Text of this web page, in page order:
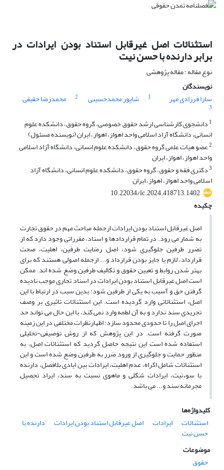
استثنائات اصل غیرقابل استناد بودن ایرادات در
برابر دارنده با حسن نیت
نوع مقاله : مقاله پژوهشی
نویسندگان
سارا فرزادی مهر
1 شاپور محمدحسینی 2 محمدرضا حقیقی
3
1 دانشجوی کارشناسی ارشد حقوق خصوصی، گروه حقوق، دانشکده علوم
انسانی، دانشگاه آزاد اسلامی واحد اهواز، اهواز، ایران (نویسنده مسئول)
2عضو هیات علمی گروه حقوق، دانشکده علوم انسانی، دانشگاه آزاد اسلامی
واحد اهواز، اهواز، ایران
3دکتری فقه و حقوق، گروه حقوق، دانشکده علوم انسانی، دانشگاه آزاد
اسلامی واحد اهواز، اهواز، ایران
10.22034/lc.2024.418713.1402
چکیده
اصل غیرقابل استناد بودن ایرادات ازجمله مباحث مهم در حقوق تجارت
به شمار می رود. در تمام قراردادها و اسناد، مقرراتی وجود دارد که از
تضرر طرفین جلوگیری شود، اصل رضایت طرفین، اهلیت، صحت
قرارداد، لازم یا جایز بودن قرارداد و... ازجمله اصولی هستند که برای
بهتر شدن روابط و تعیین حقوق و تکالیف طرفین وضع شده‌ اند. ممکن
است اصل غیرقابل استناد بودن ایرادات در اسناد تجاری موجب نادیده
گرفتن حق و آسیب به یکی از طرفین شود؛ بدین سبب در ارتباط با این
اصل، استثنائاتی وارد گردیده است. این استثنائات تاثیری بر وصف
تجریدی سند ندارد و به آن لطمه وارد نمی کند، با این حال می تواند حد
اجرای اصل را تا حدودی محدود سازد؛ اظهارنظرات مختلفی در این زمینه
صورت گرفته است. در این پژوهش که از روش توصیفی-تحلیلی
استفاده شده است این نتیجه حاصل گردید که استثنائات اصل، به
منظور حمایت و جلوگیری از ورود ضرر به طرفین وضع شده است و این
استثنائات شامل اکراه، عدم اهلیت، ایرادات بین ایادی بلافصل، دارنده
با سوءنیت، ایرادات شکلی و ماهوی نسبت به سند، ایراد تحصیل
مجرمانه سند و... می باشد.
کلیدواژه‌ها
استثنائات
ایرادات اصل غیرقابل استناد بودن ایرادات دارنده با
حسن نیت
موضوعات
حقوق